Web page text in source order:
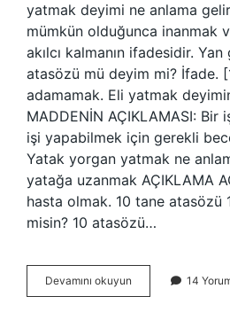
yatmak deyimi ne anlama
mümkün olduğunca inanmak
akılcı kalmanın ifadesidir.
atasözü mü deyim mi? İfade.
adamamak. Eli yatmak
MADDENİN AÇIKLAMASI: Bir
işi yapabilmek için gerekli
Yatak yorgan yatmak ne
yatağa uzanmak AÇIKLAMA
hasta olmak. 10 tane atasözü
misin? 10 atasözü…
Devamını okuyun
Döşek
14